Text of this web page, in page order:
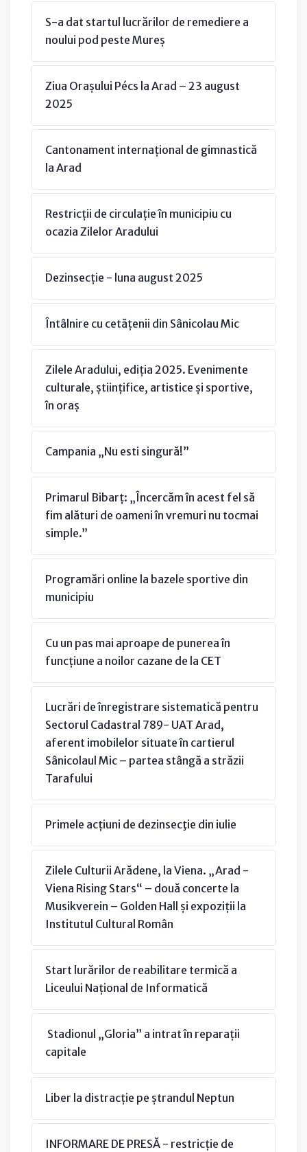
S-a dat startul lucrărilor de remediere a
noului pod peste Mureș
Ziua Orașului Pécs la Arad – 23 august
2025
Cantonament internațional de gimnastică
la Arad
Restricții de circulație în municipiu cu
ocazia Zilelor Aradului
Dezinsecție - luna august 2025
Întâlnire cu cetățenii din Sânicolau Mic
Zilele Aradului, ediția 2025. Evenimente
culturale, științifice, artistice și sportive,
în oraș
Campania „Nu esti singură!”
Primarul Bibarț: „Încercăm în acest fel să
fim alături de oameni în vremuri nu tocmai
simple.”
Programări online la bazele sportive din
municipiu
Cu un pas mai aproape de punerea în
funcțiune a noilor cazane de la CET
Lucrări de înregistrare sistematică pentru
Sectorul Cadastral 789- UAT Arad,
aferent imobilelor situate în cartierul
Sânicolaul Mic – partea stângă a străzii
Tarafului
Primele acțiuni de dezinsecţie din iulie
Zilele Culturii Arădene, la Viena. „Arad -
Viena Rising Stars“ – două concerte la
Musikverein – Golden Hall și expoziții la
Institutul Cultural Român
Start lurărilor de reabilitare termică a
Liceului Național de Informatică
Stadionul „Gloria” a intrat în reparații
capitale
Liber la distracție pe ștrandul Neptun
INFORMARE DE PRESĂ - restricție de